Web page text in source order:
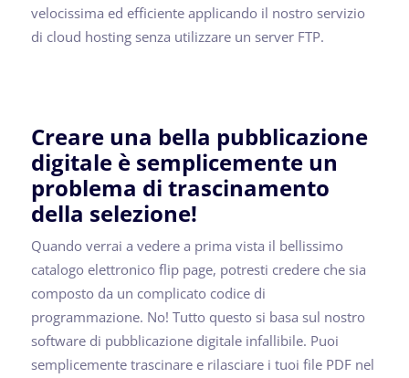
velocissima ed efficiente applicando il nostro servizio
di cloud hosting senza utilizzare un server FTP.
Creare una bella pubblicazione
digitale è semplicemente un
problema di trascinamento
della selezione!
Quando verrai a vedere a prima vista il bellissimo
catalogo elettronico flip page, potresti credere che sia
composto da un complicato codice di
programmazione. No! Tutto questo si basa sul nostro
software di pubblicazione digitale infallibile. Puoi
semplicemente trascinare e rilasciare i tuoi file PDF nel